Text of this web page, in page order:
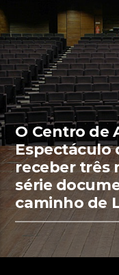
O Centro de
Espectáculo
receber três
série
caminho de